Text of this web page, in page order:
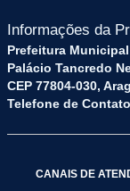
Informações da
Prefeitura
Palácio Tancredo
CEP 77804-030,
Telefone de
CANAIS DE